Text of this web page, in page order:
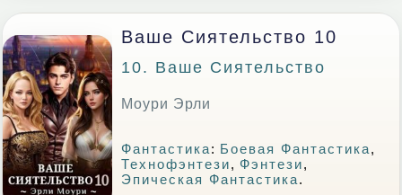
Ваше Сиятельство 10
10. Ваше Сиятельство
Моури Эрли
Фантастика: Боевая Фантастика,
Технофэнтези, Фэнтези,
Эпическая Фантастика.